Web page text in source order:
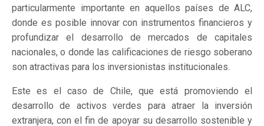
particularmente importante en aquellos países de ALC,
donde es posible innovar con instrumentos financieros y
profundizar el desarrollo de mercados de capitales
nacionales, o donde las calificaciones de riesgo soberano
son atractivas para los inversionistas institucionales.
Este es el caso de Chile, que está promoviendo el
desarrollo de activos verdes para atraer la inversión
extranjera, con el fin de apoyar su desarrollo sostenible y